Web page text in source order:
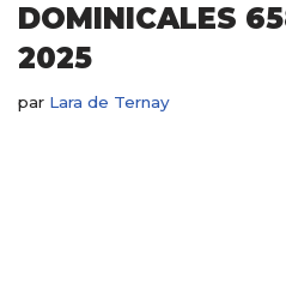
DOMINICALES
2025
par Lara de Ternay